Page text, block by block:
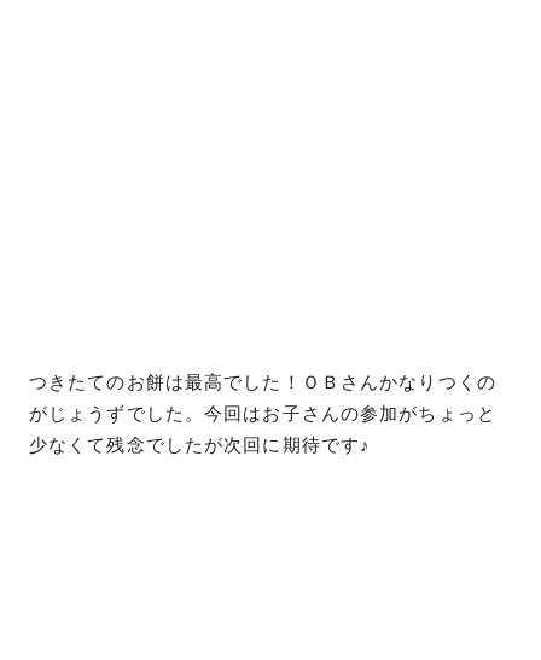
つきたてのお餅は最高でした！ＯＢさんかなりつくの
がじょうずでした。今回はお子さんの参加がちょっと
少なくて残念でしたが次回に期待です♪